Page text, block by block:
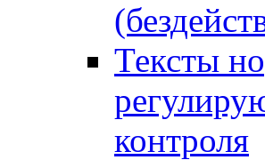
Тексты
контроля